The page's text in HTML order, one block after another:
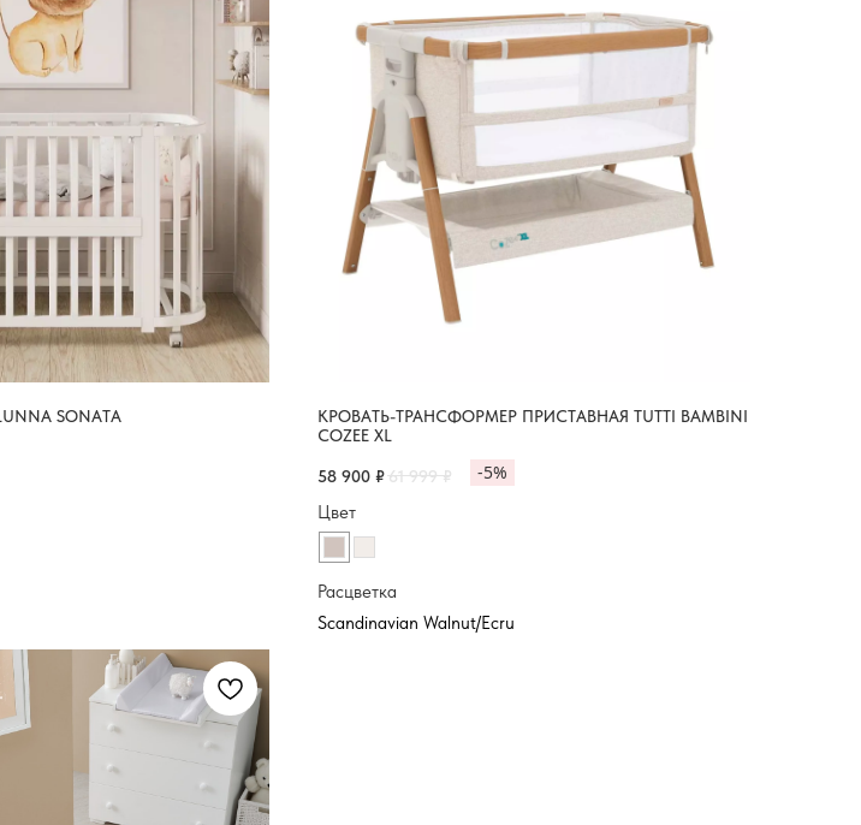
SONATA
КРОВАТЬ-ТРАНСФОРМЕР ПРИСТАВНАЯ TUTTI BAMBINI
COZEE XL
58 900 ₽61 999 ₽ -5%
Цвет
Расцветка